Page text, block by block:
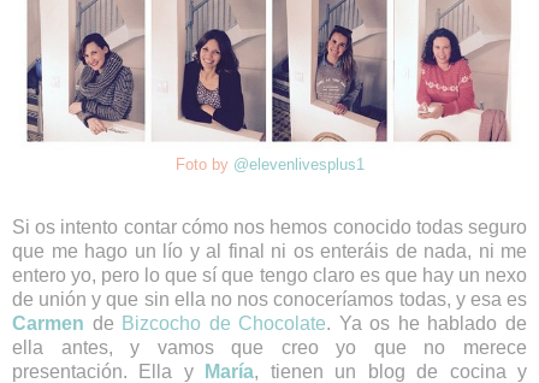
Foto by @elevenlivesplus1
Si os intento contar cómo nos hemos conocido todas seguro
que me hago un lío y al final ni os enteráis de nada, ni me
entero yo, pero lo que sí que tengo claro es que hay un nexo
de unión y que sin ella no nos conoceríamos todas, y esa es
Carmen de Bizcocho de Chocolate. Ya os he hablado de
ella antes, y vamos que creo yo que no merece
presentación. Ella y
María, tienen un blog de cocina y